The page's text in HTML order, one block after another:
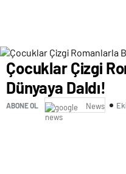
Çocuklar Çizgi
Dünyaya Daldı!
ABONE OL News